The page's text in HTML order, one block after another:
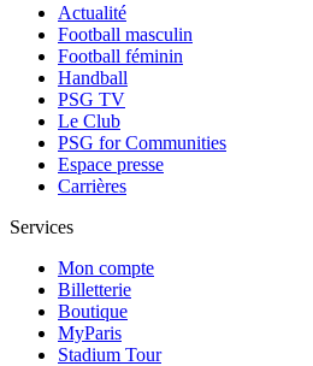
Actualité
Football masculin
Football féminin
Handball
PSG TV
Le Club
PSG for Communities
Espace presse
Carrières
Services
Mon compte
Billetterie
Boutique
MyParis
Stadium Tour